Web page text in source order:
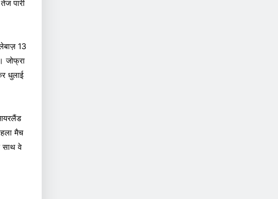
पारी
13
जोफ्रा
धुलाई
मैच
साथ वे